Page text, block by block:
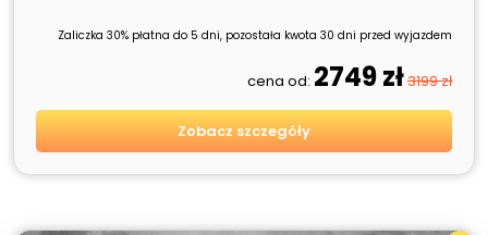
Zaliczka 30% płatna do 5 dni, pozostała kwota 30 dni przed wyjazdem
cena od: 2749 zł3199 zł
Zobacz szczegóły